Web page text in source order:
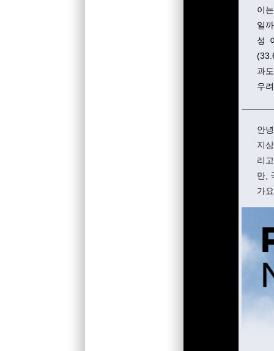
이
일
성
과
우
안
지
리
만,
가요